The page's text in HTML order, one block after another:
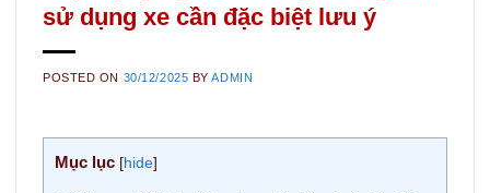
sử dụng xe cần đặc biệt lưu ý
POSTED ON 30/12/2025 BYADMIN
Mục lục [hide]